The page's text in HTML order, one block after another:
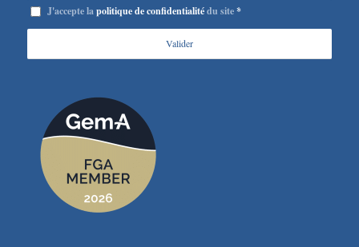
J'accepte lapolitique de confidentialitédu site*